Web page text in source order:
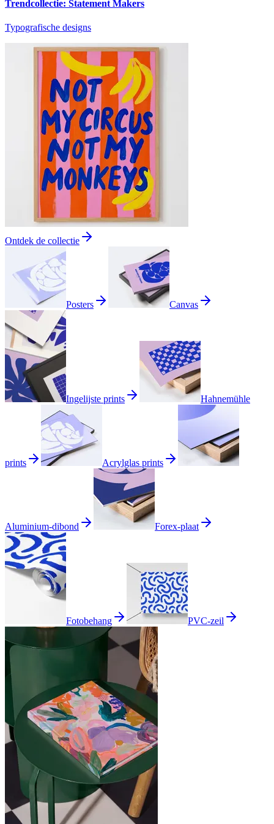
Trendcollectie: Statement Makers
Typografische designs
Ontdek de collectie
Posters Canvas
Ingelijste prints Hahnemühle
prints Acrylglas prints
Aluminium-dibond Forex-plaat
Fotobehang PVC-zeil